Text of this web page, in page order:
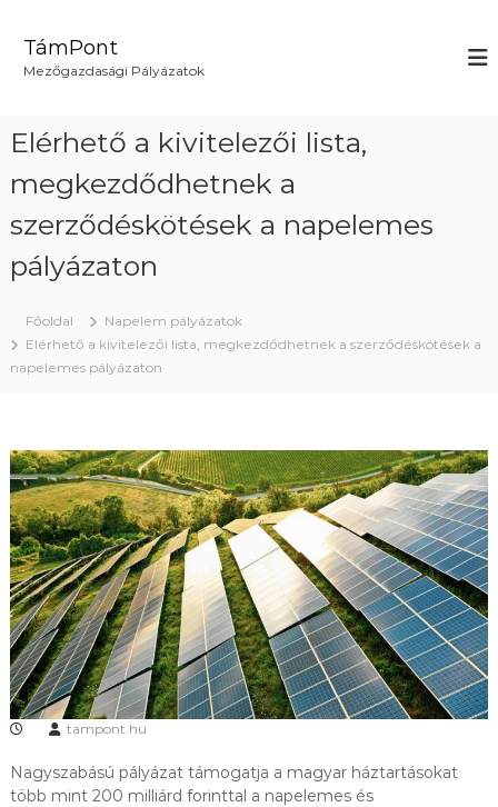
TámPont
Mezőgazdasági Pályázatok
Elérhető a kivitelezői lista,
megkezdődhetnek a
szerződéskötések a napelemes
pályázaton
Főoldal
Napelem pályázatok
Elérhető a kivitelezői lista, megkezdődhetnek a szerződéskötések a
napelemes pályázaton
tampont.hu
Nagyszabású pályázat támogatja a magyar háztartásokat
több mint 200 milliárd forinttal a napelemes és